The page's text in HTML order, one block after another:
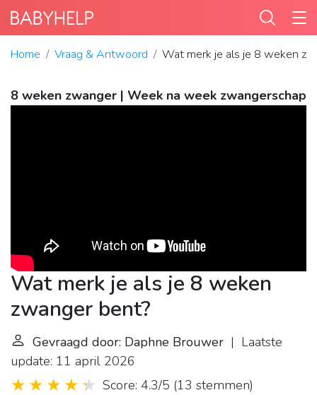
Home Vraag & Antwoord Wat merk je als je 8 weken
8 weken zwanger | Week na week zwangerschap
Wat merk je als je 8 weken
zwanger bent?
Gevraagd door: Daphne Brouwer | Laatste
update: 11 april 2026
Score: 4.3/5 (13 stemmen)